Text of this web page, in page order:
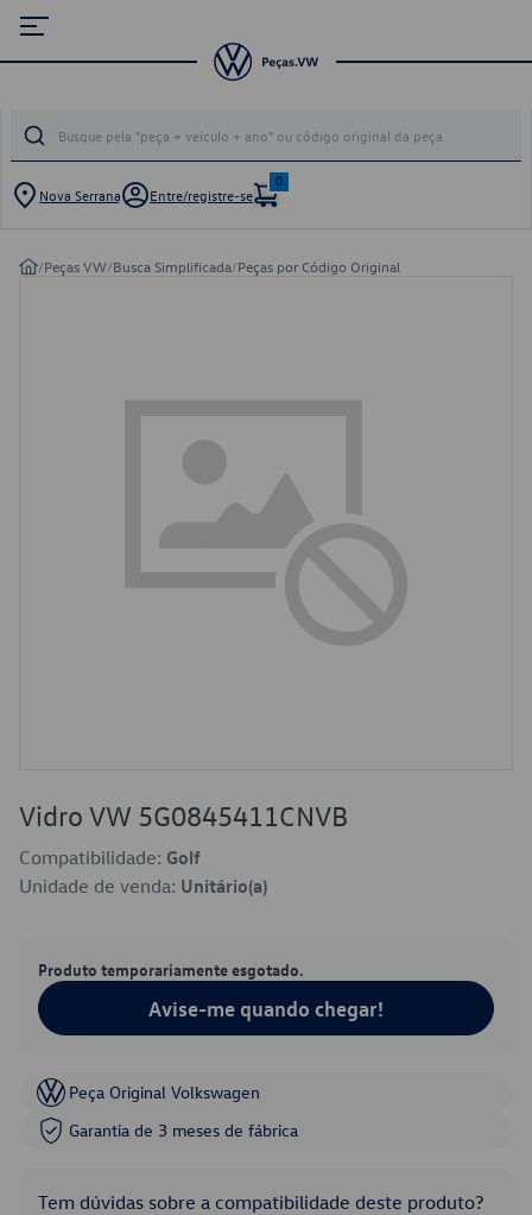
Nova Serrana Entre/registre-se
0
/Peças VW/Busca Simplificada/Peças por Código Original
Vidro VW 5G0845411CNVB
Compatibilidade: Golf
Unidade de venda: Unitário(a)
Produto temporariamente esgotado.
Avise-me quando chegar!
Peça Original Volkswagen
Garantia de 3 meses de fábrica
Tem dúvidas sobre a compatibilidade deste produto?